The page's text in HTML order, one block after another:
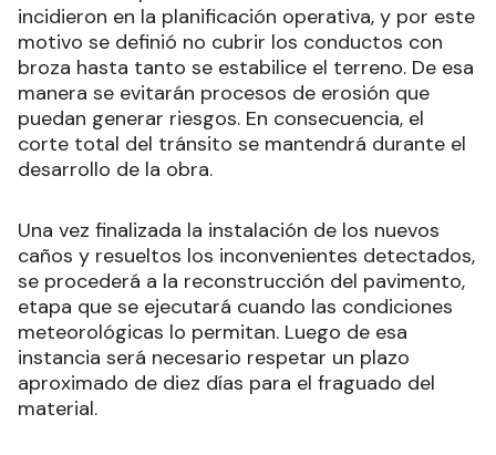
incidieron en la planificación operativa, y por este
motivo se definió no cubrir los conductos con
broza hasta tanto se estabilice el terreno. De esa
manera se evitarán procesos de erosión que
puedan generar riesgos. En consecuencia, el
corte total del tránsito se mantendrá durante el
desarrollo de la obra.
Una vez finalizada la instalación de los nuevos
caños y resueltos los inconvenientes detectados,
se procederá a la reconstrucción del pavimento,
etapa que se ejecutará cuando las condiciones
meteorológicas lo permitan. Luego de esa
instancia será necesario respetar un plazo
aproximado de diez días para el fraguado del
material.